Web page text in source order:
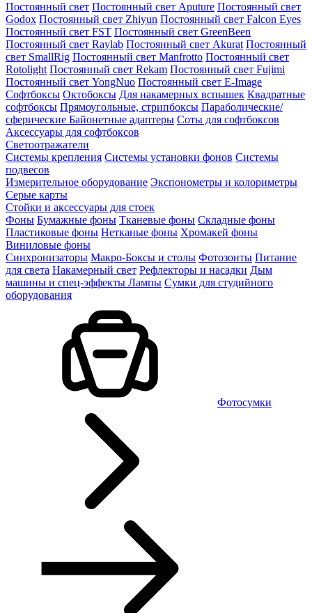
Постоянный свет Постоянный свет Aputure Постоянный свет
Godox Постоянный свет Zhiyun Постоянный свет Falcon Eyes
Постоянный свет FST Постоянный свет GreenBeen
Постоянный свет Raylab Постоянный свет Akurat Постоянный
свет SmallRig Постоянный свет Manfrotto Постоянный свет
Rotolight Постоянный свет Rekam Постоянный свет Fujimi
Постоянный свет YongNuo Постоянный свет E-Image
Софтбоксы Октобоксы Для накамерных вспышек Квадратные
софтбоксы Прямоугольные, стрипбоксы Параболические/
сферические Байонетныe адаптеры Соты для софтбоксов
Аксессуары для софтбоксов
Светоотражатели
Системы крепления Системы установки фонов Системы
подвесов
Измерительное оборудование Экспонометры и колориметры
Серые карты
Стойки и аксессуары для стоек
Фоны Бумажные фоны Тканевые фоны Складные фоны
Пластиковые фоны Нетканые фоны Хромакей фоны
Виниловые фоны
Синхронизаторы Макро-Боксы и столы Фотозонты Питание
для света Накамерный свет Рефлекторы и насадки Дым
машины и спец-эффекты Лампы Сумки для студийного
оборудования
Фотосумки